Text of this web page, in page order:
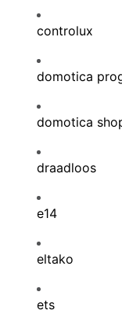
controlux
domotica
domotica
draadloos
e14
eltako
ets